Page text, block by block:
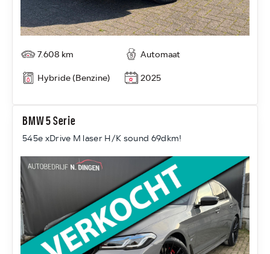
7.608 km
Automaat
Hybride (Benzine)
2025
BMW 5 Serie
545e xDrive M laser H/K sound 69dkm!